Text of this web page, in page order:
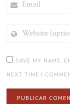
(OPTIONAL)
SAVE MY NAME,
NEXT TIME I